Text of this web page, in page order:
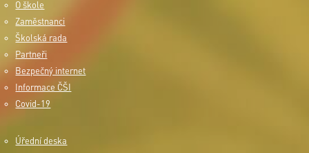
O škole
Zaměstnanci
Školská rada
Partneři
Bezpečný internet
Informace ČŠI
Covid-19
Úřední deska